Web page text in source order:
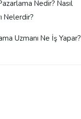
Nedir? Nasıl
Nelerdir?
Uzmanı Ne İş Yapar?